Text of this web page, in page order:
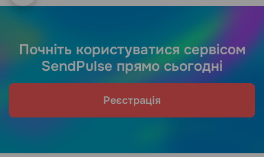
Почніть користуватися сервісом
SendPulse прямо сьогодні
Реєстрація